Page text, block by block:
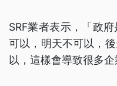
SRF業者表示，「政
可以，明天不可以，
以，這樣會導致很多企